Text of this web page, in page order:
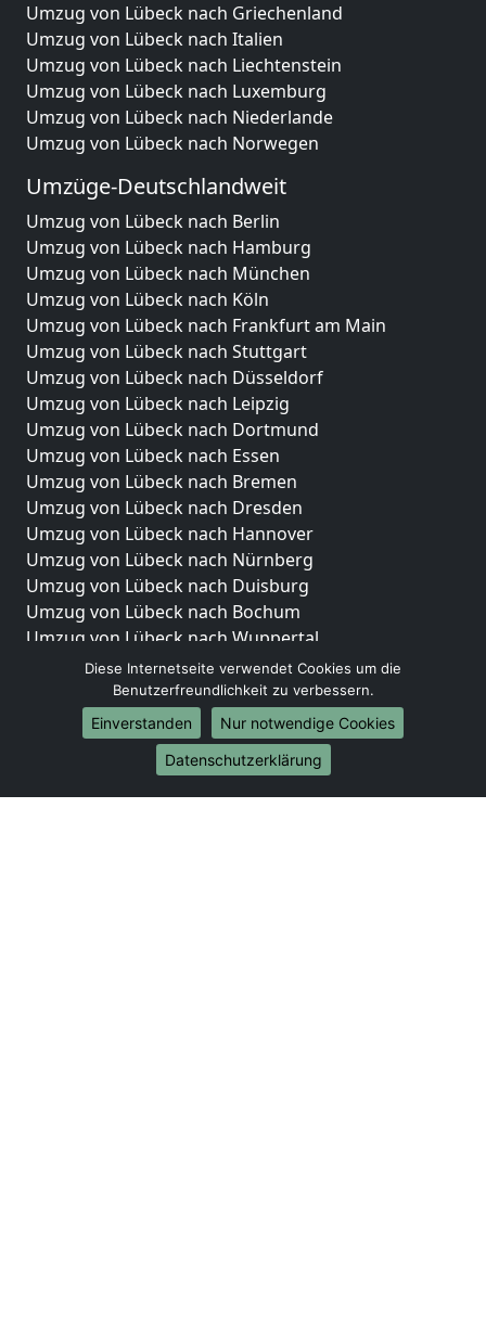
Umzug von Lübeck nach Griechenland
Umzug von Lübeck nach Italien
Umzug von Lübeck nach Liechtenstein
Umzug von Lübeck nach Luxemburg
Umzug von Lübeck nach Niederlande
Umzug von Lübeck nach Norwegen
Umzüge-Deutschlandweit
Umzug von Lübeck nach Berlin
Umzug von Lübeck nach Hamburg
Umzug von Lübeck nach München
Umzug von Lübeck nach Köln
Umzug von Lübeck nach Frankfurt am Main
Umzug von Lübeck nach Stuttgart
Umzug von Lübeck nach Düsseldorf
Umzug von Lübeck nach Leipzig
Umzug von Lübeck nach Dortmund
Umzug von Lübeck nach Essen
Umzug von Lübeck nach Bremen
Umzug von Lübeck nach Dresden
Umzug von Lübeck nach Hannover
Umzug von Lübeck nach Nürnberg
Umzug von Lübeck nach Duisburg
Umzug von Lübeck nach Bochum
Umzug von Lübeck nach Wuppertal
Umzug von Lübeck nach Bielefeld
Umzug von Lübeck nach Bonn
Umzug von Lübeck nach Münster
Internationale-Umzüge
Umzug von Lübeck nach Brasilien
Diese Internetseite verwendet Cookies um die
Benutzerfreundlichkeit zu verbessern.
Einverstanden
Nur notwendige Cookies
Datenschutzerklärung